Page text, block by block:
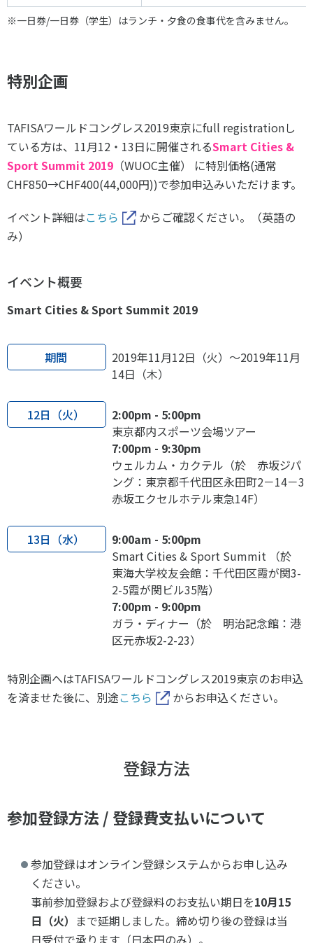
※一日券/一日券（学生）はランチ・夕食の食事代を含みません。
特別企画
TAFISAワールドコングレス2019東京にfull registrationし
ている方は、11月12・13日に開催されるSmart Cities &
Sport Summit 2019 （WUOC主催） に特別価格(通常
CHF850→CHF400(44,000円))で参加申込みいただけます。
イベント詳細はこちら
からご確認ください。（英語の
み）
イベント概要
Smart Cities & Sport Summit 2019
期間
2019年11月12日（火）～2019年11月
14日（木）
12日（火）
2:00pm - 5:00pm
東京都内スポーツ会場ツアー
7:00pm - 9:30pm
ウェルカム・カクテル（於 赤坂ジパ
ング：東京都千代田区永田町2－14－3
赤坂エクセルホテル東急14F）
13日（水）
9:00am - 5:00pm
Smart Cities & Sport Summit （於
東海大学校友会館：千代田区霞が関3-
2-5霞が関ビル35階）
7:00pm - 9:00pm
ガラ・ディナー（於 明治記念館：港
区元赤坂2-2-23）
特別企画へはTAFISAワールドコングレス2019東京のお申込
を済ませた後に、別途こちら からお申込ください。
登録方法
参加登録方法 / 登録費支払いについて
参加登録はオンライン登録システムからお申し込み
ください。
事前参加登録および登録料のお支払い期日を10月15
日（火） まで延期しました。締め切り後の登録は当
日受付で承ります（日本円のみ）。